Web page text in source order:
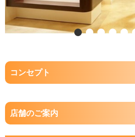
コンセプト
店舗のご案内